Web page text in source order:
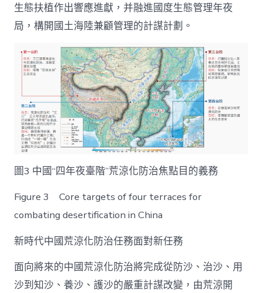
生態扶植作出響應進獻，并融進國度生態管理年夜
局，構開國土海陸兼顧管理的計謀計劃。
圖3 中國“四年夜臺階”荒涼化防治焦點目的義務
Figure 3 Core targets of four terraces for
combating desertification in China
新時代中國荒涼化防治任務面對新任務
面向將來的中國荒涼化防治將完成從防沙、治沙、用
沙到知沙、養沙、護沙的嚴重計謀改變，由荒涼開